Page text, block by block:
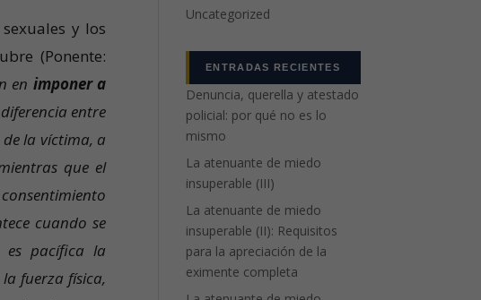
y los
(Ponente:
en imponer a
entre
la víctima, a
que el
cuando se
es pacífica la
fuerza física,
Uncategorized
ENTRADAS RECIENTES
Denuncia, querella y atestado
policial: por qué no es lo
mismo
La atenuante de miedo
insuperable (III)
La atenuante de miedo
insuperable (II): Requisitos
para la apreciación de la
eximente completa